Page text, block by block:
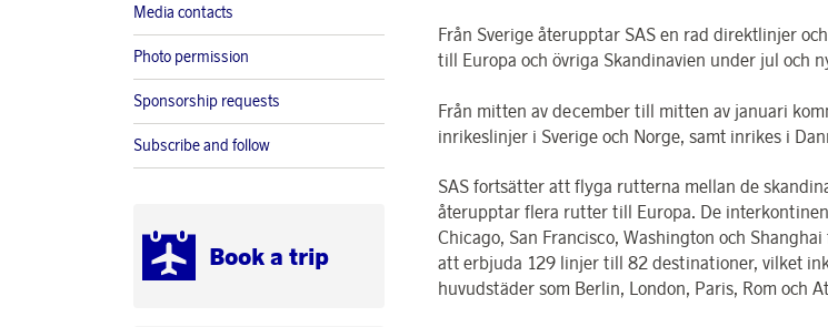
Media contacts
Photo permission
Sponsorship requests
Subscribe and follow
Book a trip
Från Sverige återupptar SAS en rad direktlinjer
till Europa och övriga Skandinavien under jul och
Från mitten av december till mitten av januari
inrikeslinjer i Sverige och Norge, samt inrikes i
SAS fortsätter att flyga rutterna mellan de
återupptar flera rutter till Europa. De
Chicago, San Francisco, Washington och
att erbjuda 129 linjer till 82 destinationer, vilket
huvudstäder som Berlin, London, Paris, Rom och